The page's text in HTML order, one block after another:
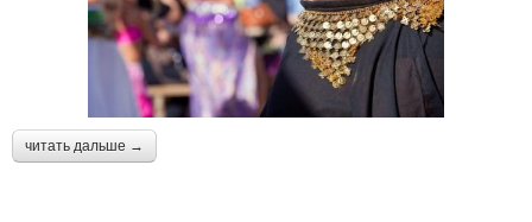
читать дальше →